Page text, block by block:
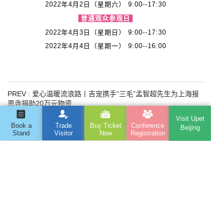
2022年4月2日（星期六） 9:00--17:30
普通观众参观日
2022年4月3日（星期日） 9:00--17:30
2022年4月4日（星期一） 9:00--16:00
PREV : 爱心温暖流浪路丨吉宠携手“三毛”孟智超先生为上海报
恩寺捐助20万元物资
NEXT :
雄鹰京宠展与ACFA&CAA爱猫达成战略合作，共同推动
行业发展！
Book a
Stand
Trade
Visitor
Buy Ticket
Now
Conference
Registration
Visit Upet
Beijing